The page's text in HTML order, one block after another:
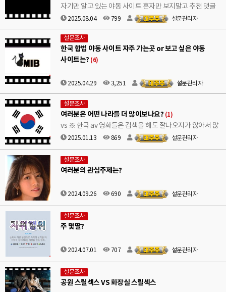
자기만 알고 있는 야동 사이트 혼자만 보지말고 추천 댓글
ㄱㄱ2025.08.04 799 설문관리자
설문조사
한국 합법 야동 사이트 자주 가는곳 or 보고 싶은 야동
사이트는? (6)
2025.04.29 3,251 설문관리자
설문조사
여러분은 어떤 나라를 더 많이보나요? (1)
vs ※ 한국 av 영화들은 검색을 해도 잘나오지가 않아서 많
이 힘듭니다!
2025.01.13 869 설문관리자
설문조사
여러분의 관심주제는?
2024.09.26 690 설문관리자
설문조사
주 몇딸?
2024.07.01 707 설문관리자
설문조사
공원 스릴섹스 VS 화장실 스릴섹스